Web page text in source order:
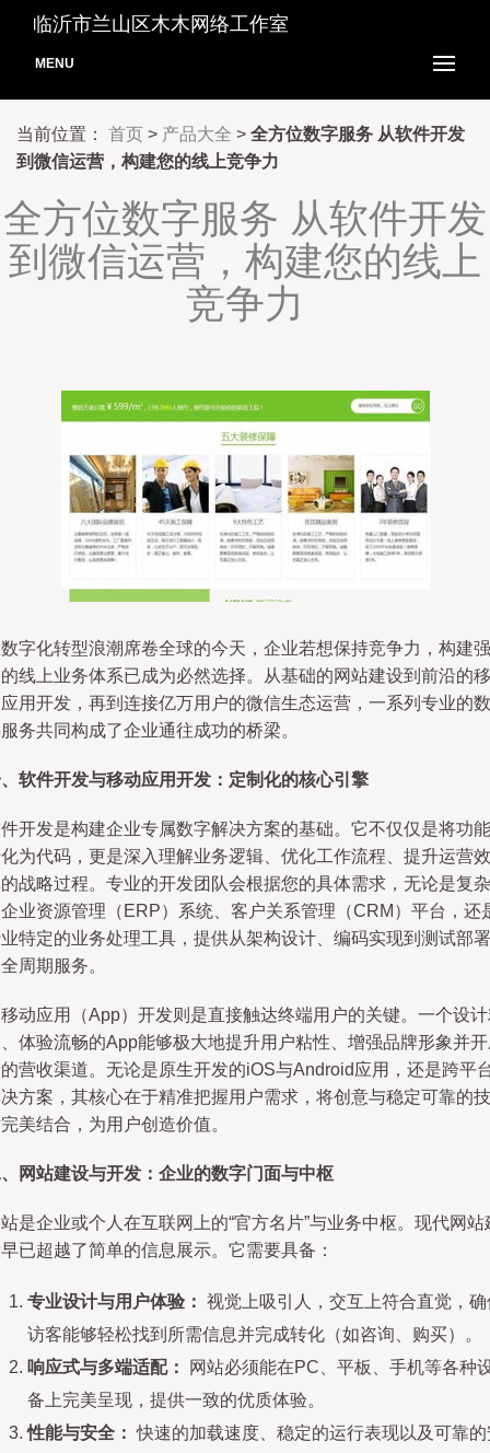
临沂市兰山区木木网络工作室
MENU
当前位置： 首页 > 产品大全 > 全方位数字服务 从软件开发
到微信运营，构建您的线上竞争力
全方位数字服务 从软件开发
到微信运营，构建您的线上
竞争力
字化转型浪潮席卷全球的今天，企业若想保持竞争力，构建强
线上业务体系已成为必然选择。从基础的网站建设到前沿的移
用开发，再到连接亿万用户的微信生态运营，一系列专业的数
务共同构成了企业通往成功的桥梁。
软件开发与移动应用开发：定制化的核心引擎
开发是构建企业专属数字解决方案的基础。它不仅仅是将功能
为代码，更是深入理解业务逻辑、优化工作流程、提升运营效
战略过程。专业的开发团队会根据您的具体需求，无论是复杂
业资源管理（ERP）系统、客户关系管理（CRM）平台，还
特定的业务处理工具，提供从架构设计、编码实现到测试部署
周期服务。
动应用（App）开发则是直接触达终端用户的关键。一个设
体验流畅的App能够极大地提升用户粘性、增强品牌形象并
营收渠道。无论是原生开发的iOS与Android应用，还是跨平
方案，其核心在于精准把握用户需求，将创意与稳定可靠的技
美结合，为用户创造价值。
网站建设与开发：企业的数字门面与中枢
是企业或个人在互联网上的“官方名片”与业务中枢。现代网站
已超越了简单的信息展示。它需要具备：
专业设计与用户体验： 视觉上吸引人，交互上符合直觉，确
访客能够轻松找到所需信息并完成转化（如咨询、购买）。
响应式与多端适配：
网站必须能在PC、平板、手机等各种
备上完美呈现，提供一致的优质体验。
性能与安全： 快速的加载速度、稳定的运行表现以及可靠的